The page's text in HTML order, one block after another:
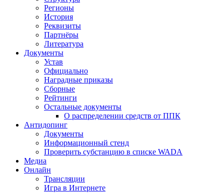
Регионы
История
Реквизиты
Партнёры
Литература
Документы
Устав
Официально
Наградные приказы
Сборные
Рейтинги
Остальные документы
О распределении средств от ППК
Антидопинг
Документы
Информационный стенд
Проверить субстанцию в списке WADA
Медиа
Онлайн
Трансляции
Игра в Интернете